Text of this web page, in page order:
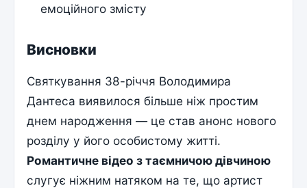
емоційного змісту
Висновки
Святкування 38-річчя Володимира
Дантеса виявилося більше ніж простим
днем народження — це став анонс нового
розділу у його особистому житті.
Романтичне відео з таємничою дівчиною
слугує ніжним натяком на те, що артист